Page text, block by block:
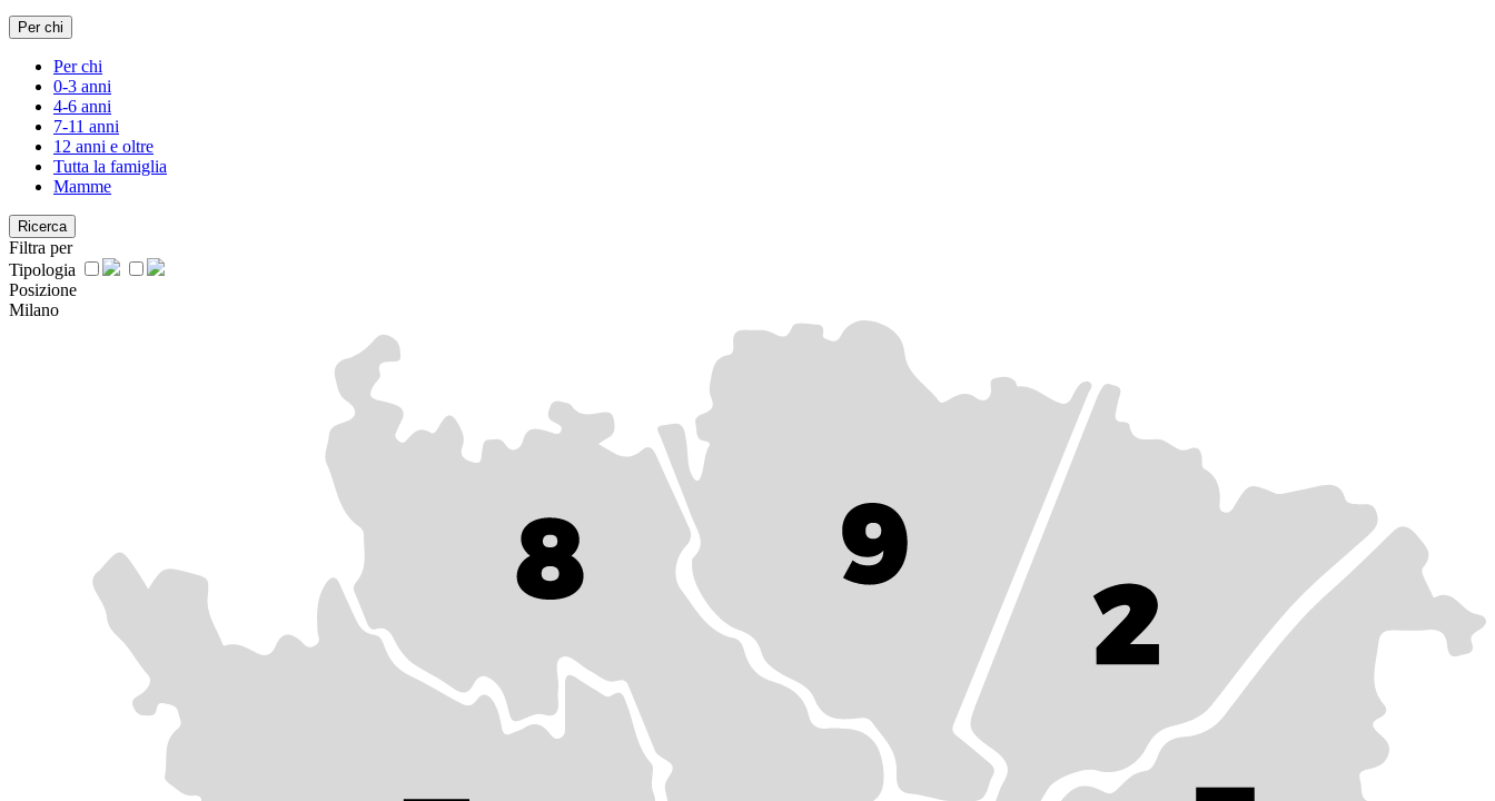
Per chi
Per chi
0-3 anni
4-6 anni
7-11 anni
12 anni e oltre
Tutta la famiglia
Mamme
Ricerca
Filtra per
Tipologia
Posizione
Milano